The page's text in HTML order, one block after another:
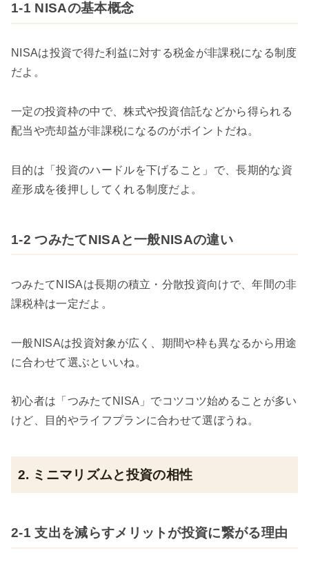
1-1 NISAの基本概念
NISAは投資で得た利益に対する税金が非課税になる制度
だよ。
一定の投資枠の中で、株式や投資信託などから得られる
配当や売却益が非課税になるのがポイントだね。
目的は「投資のハードルを下げること」で、長期的な資
産形成を後押ししてくれる制度だよ。
1-2 つみたてNISAと一般NISAの違い
つみたてNISAは長期の積立・分散投資向けで、年間の非
課税枠は一定だよ。
一般NISAは投資対象が広く、期間や枠も異なるから用途
に合わせて選ぶといいね。
初心者は「つみたてNISA」でコツコツ始めることが多い
けど、目的やライフプランに合わせて選ぼうね。
2. ミニマリズムと投資の相性
2-1 支出を減らすメリットが投資に繋がる理由